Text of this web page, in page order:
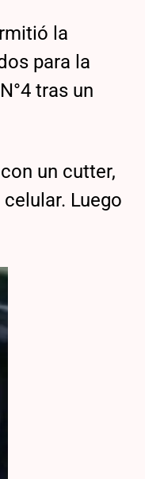
la
para la
tras un
un cutter,
Luego